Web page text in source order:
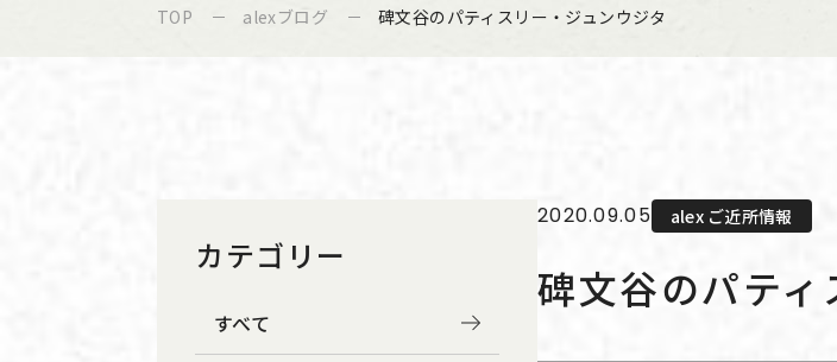
TOP alexブログ 碑文谷のパティスリー・ジュンウジタ
カテゴリー
すべて
2020.09.05 alex ご近所情報
碑文谷のパティ